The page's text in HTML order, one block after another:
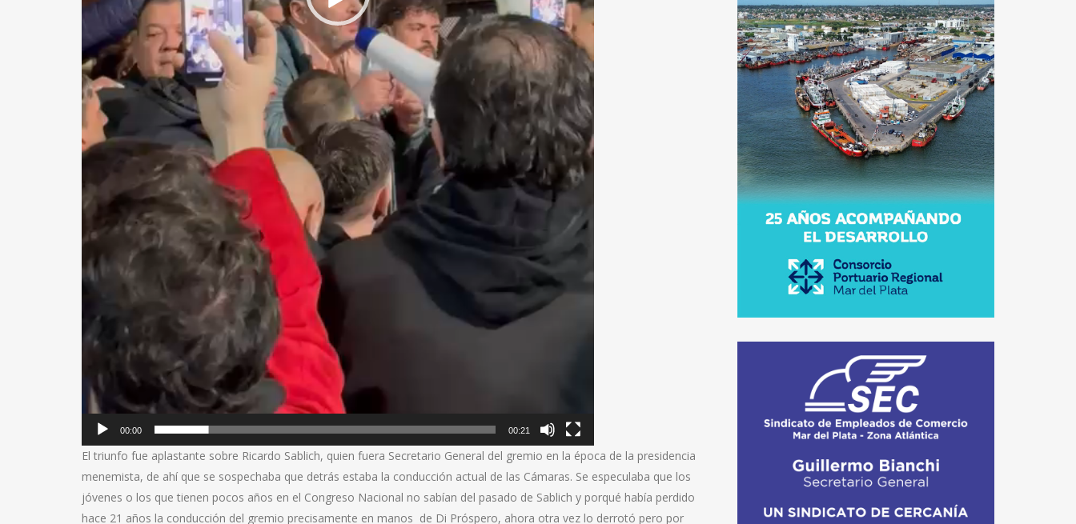
00:00 00:21
El triunfo fue aplastante sobre Ricardo Sablich, quien fuera Secretario General del gremio en la época de la presidencia
menemista, de ahí que se sospechaba que detrás estaba la conducción actual de las Cámaras. Se especulaba que los
jóvenes o los que tienen pocos años en el Congreso Nacional no sabían del pasado de Sablich y porqué había perdido
hace 21 años la conducción del gremio precisamente en manos de Di Próspero, ahora otra vez lo derrotó pero por